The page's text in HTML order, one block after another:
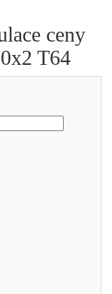
ceny
T64